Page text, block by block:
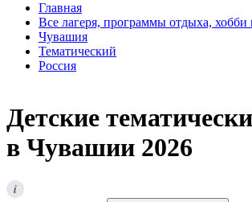
Главная
Все лагеря, программы отдыха, хобби
Чувашия
Тематический
Россия
Детские
в Чувашии 2026
i